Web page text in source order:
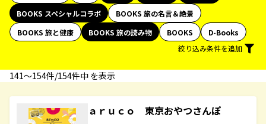
BOOKS スペシャルコラボ
BOOKS 旅の名言＆絶景
BOOKS 旅と健康
BOOKS 旅の読み物 BOOKS
D-Books
絞り込み条件を追加
141〜154件/154件中 を表示
ａｒｕｃｏ 東京おやつさんぽ